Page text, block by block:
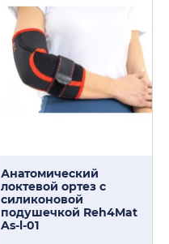
Анатомический
локтевой ортез с
силиконовой
подушечкой Reh4Mat
As-l-01